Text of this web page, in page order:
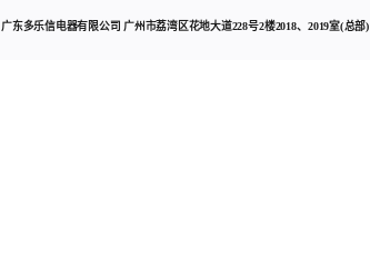
广东多乐信电器有限公司 广州市荔湾区花地大道228号2楼2018、2019室(总部)